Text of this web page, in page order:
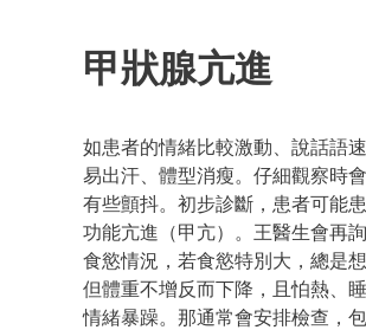
甲狀腺亢進
如患者的情緒比較激動、說話語
易出汗、體型消瘦。仔細觀察時
有些顫抖。初步診斷，患者可能
功能亢進（甲亢）。王醫生會再
食慾情況，若食慾特別大，總是想
但體重不增反而下降，且怕熱、睡
情緒暴躁。那通常會安排檢查，